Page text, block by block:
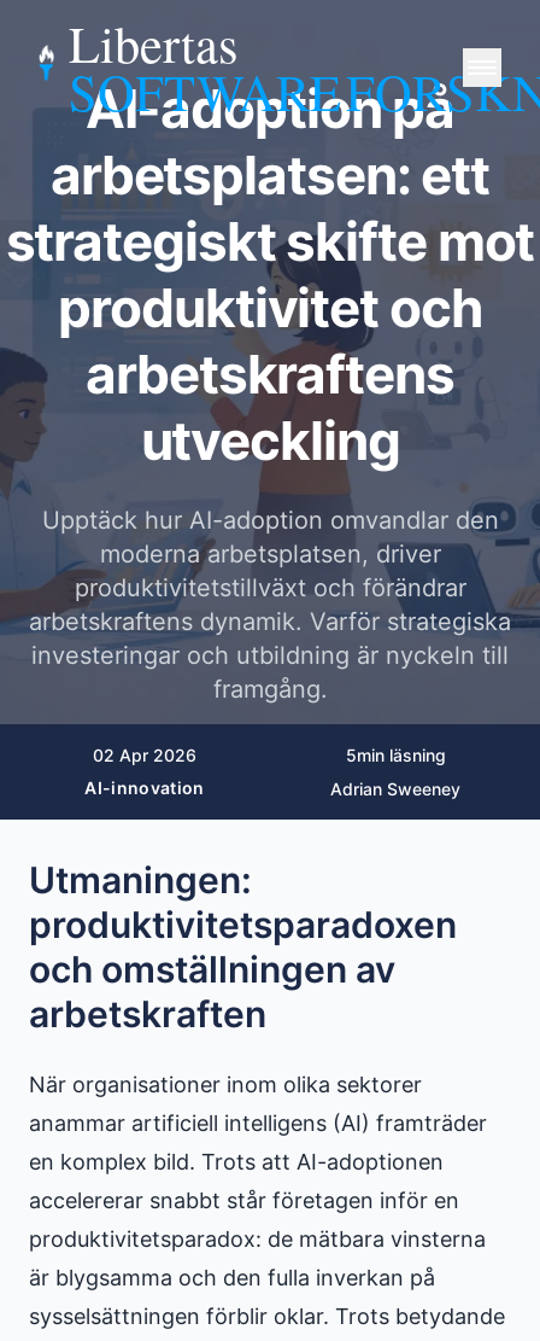
Libertas
SOFTWARE
AI-adoption på
arbetsplatsen: ett
strategiskt skifte mot
produktivitet och
arbetskraftens
utveckling
Upptäck hur AI-adoption omvandlar den
moderna arbetsplatsen, driver
produktivitetstillväxt och förändrar
arbetskraftens dynamik. Varför strategiska
investeringar och utbildning är nyckeln till
framgång.
02 Apr 2026 5min läsning
AI-innovation
Adrian Sweeney
Utmaningen:
produktivitetsparadoxen
och omställningen av
arbetskraften
När organisationer inom olika sektorer
anammar artificiell intelligens (AI) framträder
en komplex bild. Trots att AI-adoptionen
accelererar snabbt står företagen inför en
produktivitetsparadox: de mätbara vinsterna
är blygsamma och den fulla inverkan på
sysselsättningen förblir oklar. Trots betydande